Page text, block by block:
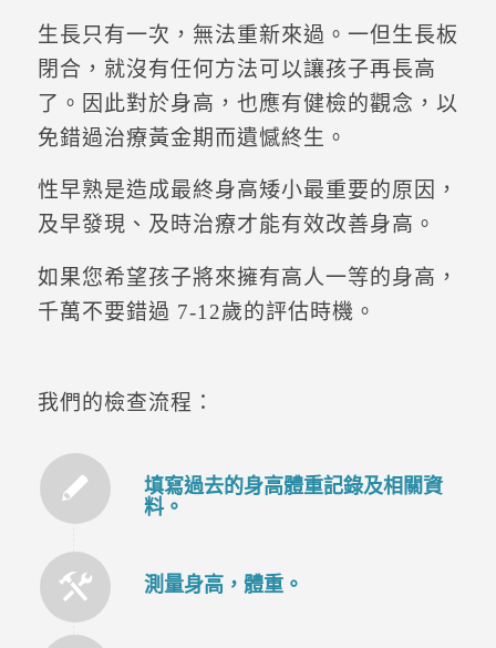
生長只有一次，無法重新來過。一但生長板
閉合，就沒有任何方法可以讓孩子再長高
了。因此對於身高，也應有健檢的觀念，以
免錯過治療黃金期而遺憾終生。
性早熟是造成最終身高矮小最重要的原因，
及早發現、及時治療才能有效改善身高。
如果您希望孩子將來擁有高人一等的身高，
千萬不要錯過 7-12歲的評估時機。
我們的檢查流程：
填寫過去的身高體重記錄及相關資
料。
測量身高，體重。